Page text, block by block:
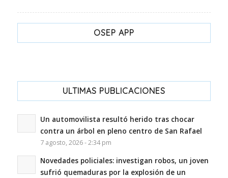
OSEP APP
ULTIMAS PUBLICACIONES
Un automovilista resultó herido tras chocar
contra un árbol en pleno centro de San Rafael
7 agosto, 2026 - 2:34 pm
Novedades policiales: investigan robos, un joven
sufrió quemaduras por la explosión de un